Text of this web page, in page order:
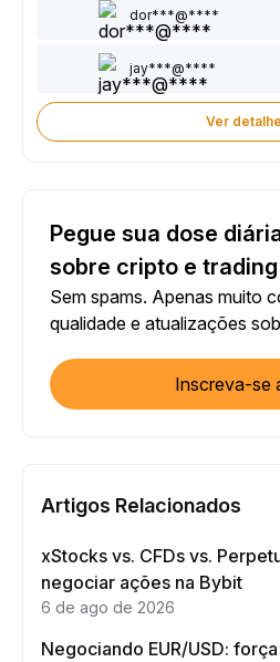
dor***@****
jay***@****
Ver
Pegue sua dose
sobre cripto e trading
Sem spams. Apenas muito
qualidade e atualizações
Inscreva-se
Artigos Relacionados
xStocks vs. CFDs vs.
negociar ações na Bybit
6 de ago de 2026
Negociando EUR/USD: